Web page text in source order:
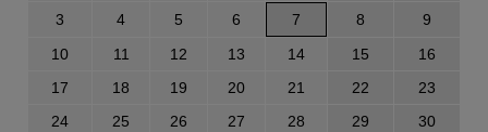
3
4 5 6 7 8
9
10
11 12 13 14 15
16
17
18 19 20 21 22
23
24
25 26 27 28 29
30